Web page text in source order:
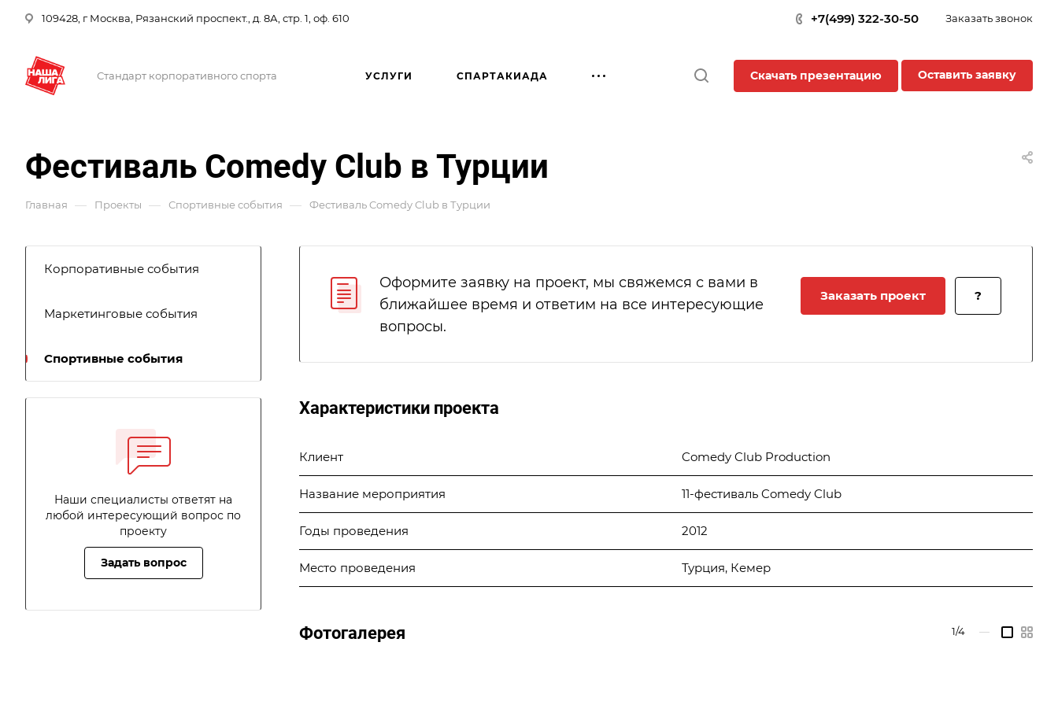
109428, г Москва, Рязанский проспект., д. 8А, стр. 1, оф. 610 +7(499) 322-30-50 Заказать звонок
Стандарт корпоративного спорта УСЛУГИ СПАРТАКИАДА Скачать презентацию Оставить заявку
Фестиваль Comedy Club в Турции
Главная — Проекты — Спортивные события — Фестиваль Comedy Club в Турции
Оформите заявку на проект, мы свяжемся с вами в
ближайшее время и ответим на все интересующие
вопросы.
Заказать проект ?
Характеристики проекта
Клиент Comedy Club Production
Название мероприятия 11-фестиваль Comedy Club
Годы проведения 2012
Место проведения Турция, Кемер
Фотогалерея 1/4 —
Корпоративные события
Маркетинговые события
Спортивные события
Наши специалисты ответят на
любой интересующий вопрос по
проекту
Задать вопрос